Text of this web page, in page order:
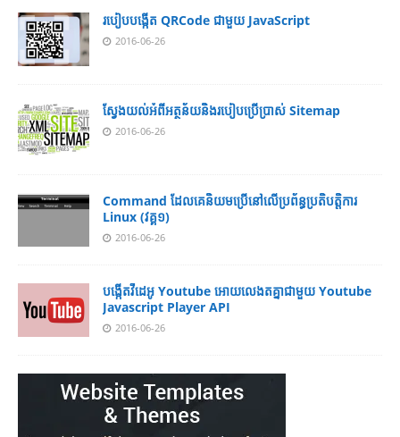
របៀប​បង្កើត​ QRCode ជាមួយ JavaScript
2016-06-26
ស្វែង​យល់​​អំពី​អត្ថន័យ​​និង​របៀប​​ប្រើ​ប្រាស់​ Sitemap
2016-06-26
Command ដែល​​គេ​​និយម​​ប្រើ​​នៅ​លើ​​ប្រព័ន្ធ​​ប្រតិបត្តិការ​
Linux (វគ្គ១)
2016-06-26
បង្កើតវីដេអូ Youtube អោយ​លេងតគ្នាជាមួយ Youtube
Javascript Player API
2016-06-26